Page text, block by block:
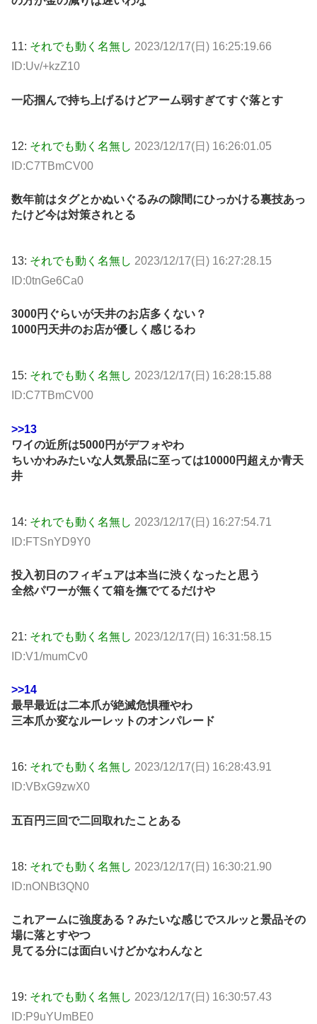
11: それでも動く名無し 2023/12/17(日) 16:25:19.66
ID:Uv/+kzZ10
一応掴んで持ち上げるけどアーム弱すぎてすぐ落とす
12: それでも動く名無し 2023/12/17(日) 16:26:01.05
ID:C7TBmCV00
数年前はタグとかぬいぐるみの隙間にひっかける裏技あっ
たけど今は対策されとる
13: それでも動く名無し 2023/12/17(日) 16:27:28.15
ID:0tnGe6Ca0
3000円ぐらいが天井のお店多くない？
1000円天井のお店が優しく感じるわ
15: それでも動く名無し 2023/12/17(日) 16:28:15.88
ID:C7TBmCV00
>>13
ワイの近所は5000円がデフォやわ
ちいかわみたいな人気景品に至っては10000円超えか青天
井
14: それでも動く名無し 2023/12/17(日) 16:27:54.71
ID:FTSnYD9Y0
投入初日のフィギュアは本当に渋くなったと思う
全然パワーが無くて箱を撫でてるだけや
21: それでも動く名無し 2023/12/17(日) 16:31:58.15
ID:V1/mumCv0
>>14
最早最近は二本爪が絶滅危惧種やわ
三本爪か変なルーレットのオンパレード
16: それでも動く名無し 2023/12/17(日) 16:28:43.91
ID:VBxG9zwX0
五百円三回で二回取れたことある
18: それでも動く名無し 2023/12/17(日) 16:30:21.90
ID:nONBt3QN0
これアームに強度ある？みたいな感じでスルッと景品その
場に落とすやつ
見てる分には面白いけどかなわんなと
19: それでも動く名無し 2023/12/17(日) 16:30:57.43
ID:P9uYUmBE0